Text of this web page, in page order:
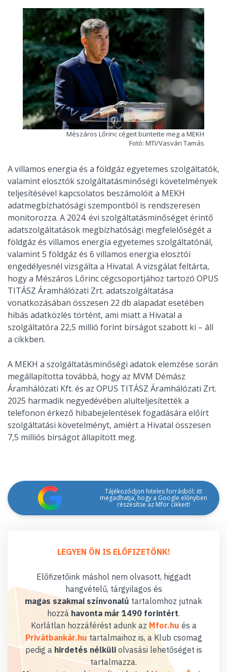
Mészáros Lőrinc cégeit büntette meg a MEKH
Fotó: MTI/Vasvári Tamás
A villamos energia és a földgáz egyetemes szolgáltatók,
valamint elosztók szolgáltatásminőségi követelmények
teljesítésével kapcsolatos beszámolóit a MEKH
adatmegbízhatósági szempontból is rendszeresen
monitorozza. A 2024. évi szolgáltatásminőséget érintő
adatszolgáltatások megbízhatósági megfelelőségét a
földgáz és villamos energia egyetemes szolgáltatónál,
valamint 5 földgáz és 6 villamos energia elosztói
engedélyesnél vizsgálta a Hivatal. A vizsgálat feltárta,
hogy a Mészáros Lőrinc cégcsoportjához tartozó OPUS
TITÁSZ Áramhálózati Zrt. adatszolgáltatása
vonatkozásában összesen 22 db alapadat esetében
hibás adatközlés történt, ami miatt a Hivatal a
szolgáltatóra 22,5 millió forint bírságot szabott ki – áll
a cikkben.
A MEKH a szolgáltatásminőségi adatok elemzése során
megállapította továbbá, hogy az MVM Démász
Áramhálózati Kft. és az OPUS TITÁSZ Áramhálózati Zrt.
2025 harmadik negyedévében alulteljesítették a
telefonon érkező hibabejelentések fogadására előírt
szolgáltatási követelményt, amiért a Hivatal összesen
7,5 milliós bírságot állapított meg.
Tájékozódjon hiteles forrásból: itt
megadhatja, hogy a Google előnyben
részesítse az Mfor cikkeit!
LEGYEN ÖN IS ELŐFIZETŐNK!
Előfizetőink máshol nem olvasott, higgadt
hangvételű, tárgyilagos és
magas szakmai színvonalú tartalomhoz jutnak
hozzáhavonta már 1490 forintért.
Korlátlan hozzáférést adunk az Mfor.hu és a
Privátbankár.hu tartalmaihoz is, a Klub csomag
pedig a hirdetés nélküliolvasási lehetőséget is
tartalmazza.